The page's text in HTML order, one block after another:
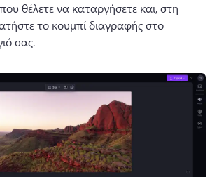
θέλετε να καταργήσετε και, στη
το κουμπί διαγραφής στο
σας.